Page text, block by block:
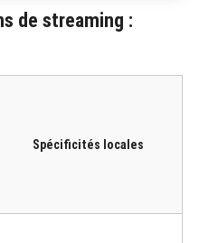
de streaming :
Spécificités locales